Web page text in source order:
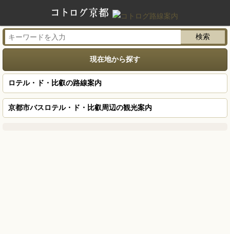
現在地から探す
ロテル・ド・比叡の路線案内
京都市バスロテル・ド・比叡周辺の観光案内